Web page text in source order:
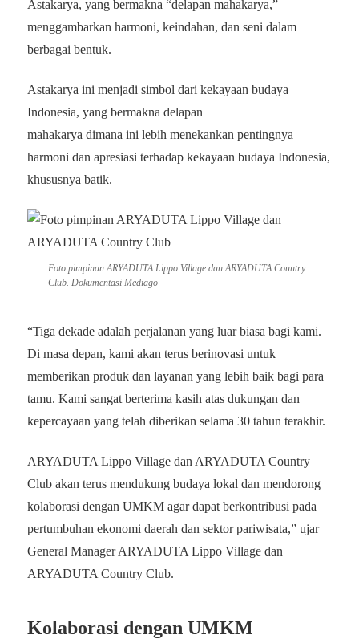
Astakarya, yang bermakna “delapan mahakarya,”
menggambarkan harmoni, keindahan, dan seni dalam
berbagai bentuk.
Astakarya ini menjadi simbol dari kekayaan budaya
Indonesia, yang bermakna delapan
mahakarya dimana ini lebih menekankan pentingnya
harmoni dan apresiasi terhadap kekayaan budaya Indonesia,
khususnya batik.
Foto pimpinan ARYADUTA Lippo Village dan ARYADUTA Country
Club. Dokumentasi Mediago
“Tiga dekade adalah perjalanan yang luar biasa bagi kami.
Di masa depan, kami akan terus berinovasi untuk
memberikan produk dan layanan yang lebih baik bagi para
tamu. Kami sangat berterima kasih atas dukungan dan
kepercayaan yang telah diberikan selama 30 tahun terakhir.
ARYADUTA Lippo Village dan ARYADUTA Country
Club akan terus mendukung budaya lokal dan mendorong
kolaborasi dengan UMKM agar dapat berkontribusi pada
pertumbuhan ekonomi daerah dan sektor pariwisata,” ujar
General Manager ARYADUTA Lippo Village dan
ARYADUTA Country Club.
Kolaborasi dengan UMKM